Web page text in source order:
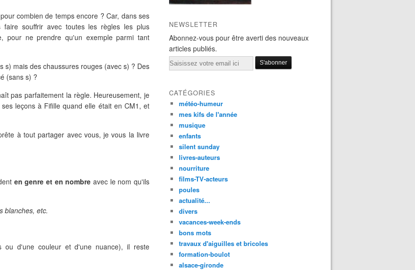
combien de temps encore ? Car, dans ses
souffrir avec toutes les règles les plus
pour ne prendre qu'un exemple parmi tant
s) mais des chaussures rouges (avec s) ? Des
(sans s) ?
pas parfaitement la règle. Heureusement, je
leçons à Fifille quand elle était en CM1, et
à tout partager avec vous, je vous la livre
en genre et en nombre avec le nom qu'ils
blanches, etc.
d'une couleur et d'une nuance), il reste
NEWSLETTER
Abonnez-vous pour être averti des nouveaux
articles publiés.
Email
CATÉGORIES
météo-humeur
mes kifs de l'année
musique
enfants
silent sunday
livres-auteurs
nourriture
films-TV-acteurs
poules
actualité...
divers
vacances-week-ends
bons mots
travaux d'aiguilles et bricoles
formation-boulot
alsace-gironde